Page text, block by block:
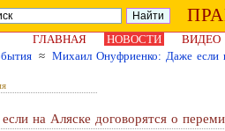
ГЛАВНАЯ НОВОСТИ
ВИДЕО
≈ Михаил Онуфриенко: Даже если
на Аляске договорятся о